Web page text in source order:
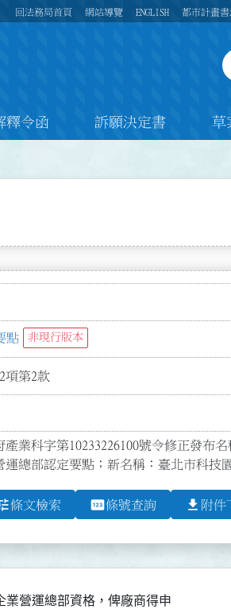
回法務局首頁 網站導覽 ENGLISH 都市計畫
釋令函 訴願決定書 草
點 非現行版本
項第2款
業科字第10233226100號令修正發布
運總部認定要點；新名稱：臺北市科技
條文檢索 pin條號查詢 file_download 附件
營運總部資格，俾廠商得申